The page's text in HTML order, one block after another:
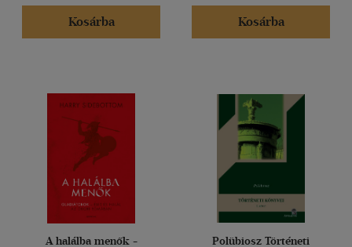
Kosárba
Kosárba
A halálba menők - Polübiosz Történeti